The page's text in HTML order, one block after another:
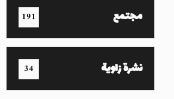
مجتمع 191
نشرة زاوية 34